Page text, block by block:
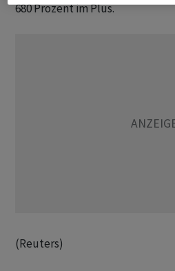
680 Prozent im Plus.
(Reuters)